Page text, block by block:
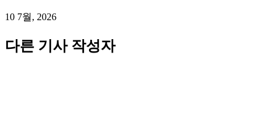
10 7월, 2026
다른 기사 작성자